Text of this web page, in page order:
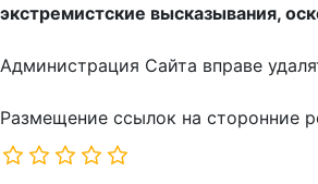
экстремистские высказывания,
Администрация Сайта вправе
Размещение ссылок на сторонние